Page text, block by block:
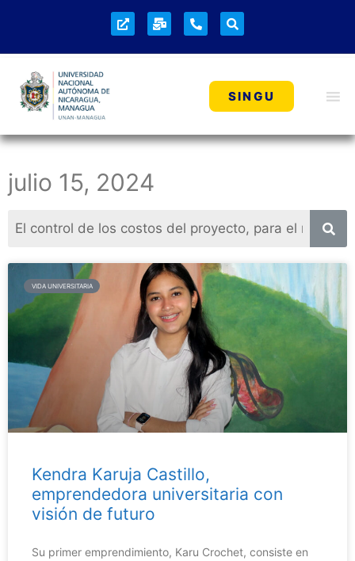
SINGU
julio 15, 2024
VIDA UNIVERSITARIA
Kendra Karuja Castillo,
emprendedora universitaria con
visión de futuro
Su primer emprendimiento, Karu Crochet, consiste en